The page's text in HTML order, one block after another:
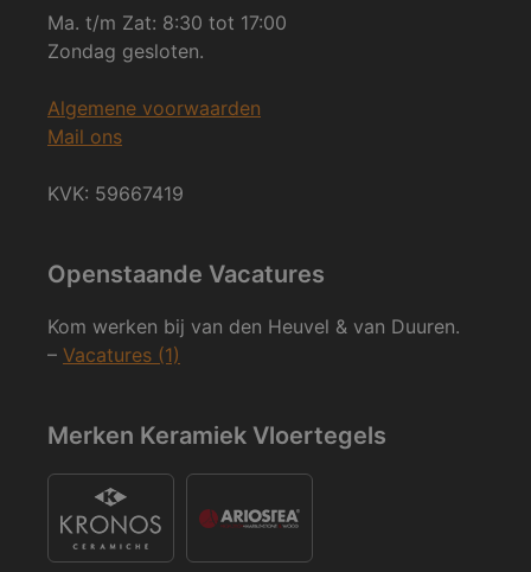
Ma. t/m Zat: 8:30 tot 17:00
Zondag gesloten.
Algemene voorwaarden
Mail ons
KVK: 59667419
Openstaande Vacatures
Kom werken bij van den Heuvel & van Duuren.
– Vacatures (1)
Merken Keramiek Vloertegels